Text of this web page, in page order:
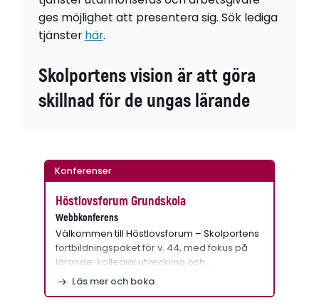
ges möjlighet att presentera sig. Sök lediga
tjänster här.
Skolportens vision är att göra
skillnad för de ungas lärande
Konferenser
Höstlovsforum Grundskola
Webbkonferens
Välkommen till Höstlovsforum – Skolportens
fortbildningspaket för v. 44, med fokus på
lärande, kollegial utveckling och…
Läs mer och boka